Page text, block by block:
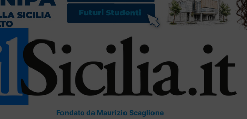
Fondato da Maurizio Scaglione